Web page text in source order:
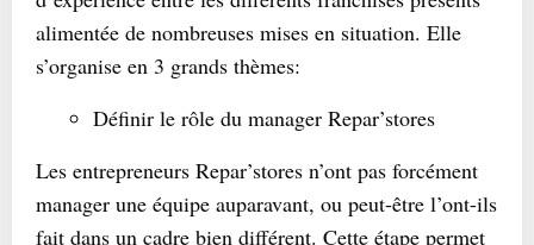
alimentée de nombreuses mises en situation. Elle
s’organise en 3 grands thèmes:
Définir le rôle du manager Repar’stores
Les entrepreneurs Repar’stores n’ont pas forcément
manager une équipe auparavant, ou peut-être l’ont-ils
fait dans un cadre bien différent. Cette étape permet